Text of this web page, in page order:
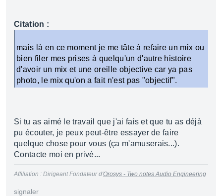
Citation :
mais là en ce moment je me tâte à refaire un mix ou
bien filer mes prises à quelqu'un d'autre histoire
d'avoir un mix et une oreille objective car ya pas
photo, le mix qu'on a fait n'est pas "objectif".
Si tu as aimé le travail que j'ai fais et que tu as déjà
pu écouter, je peux peut-être essayer de faire
quelque chose pour vous (ça m'amuserais...).
Contacte moi en privé...
Affiliation : Dirigeant Fondateur d'Orosys - Two notes Audio Engineering
signaler